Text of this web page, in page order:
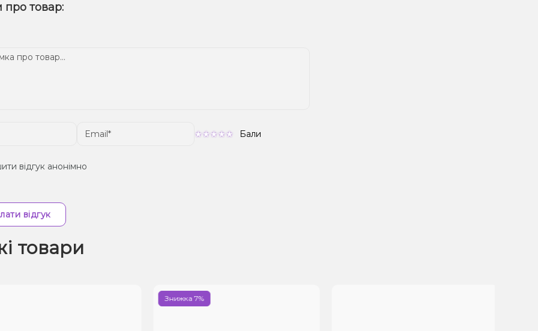
Виберіть зручний спосіб оплати та доставки.
телеграм-каналі, щоб не проґавити вигідні пропозиції!
про товар:
Бали
відгук анонімно
відгук
товари
Знижка 7%